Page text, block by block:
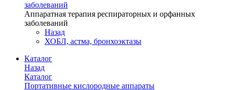
заболеваний
Аппаратная терапия респираторных и орфанных
заболеваний
Назад
ХОБЛ, астма, бронхоэктазы
Каталог
Назад
Каталог
Портативные кислородные аппараты